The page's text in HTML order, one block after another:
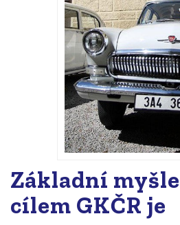
Základní
cílem GKČR je